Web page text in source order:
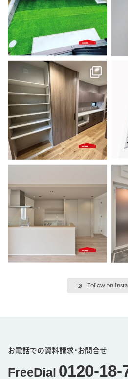
Follow on
お電話での資料請求･お問合せ
FreeDial 0120-18-